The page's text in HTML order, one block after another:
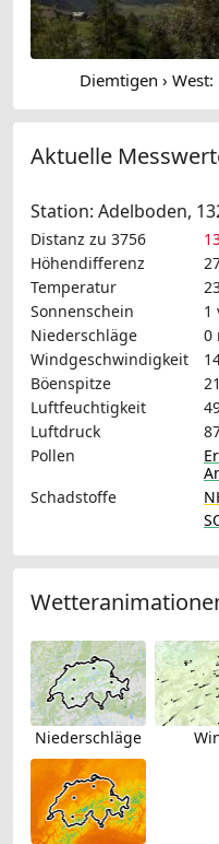
Diemtigen ›
Aktuelle
Station: Adelboden,
Distanz zu 3756
Höhendifferenz
Temperatur
Sonnenschein
1
Niederschläge
0
Windgeschwindigkeit
Böenspitze
Luftfeuchtigkeit
Luftdruck
Pollen
Schadstoffe
Niederschläge